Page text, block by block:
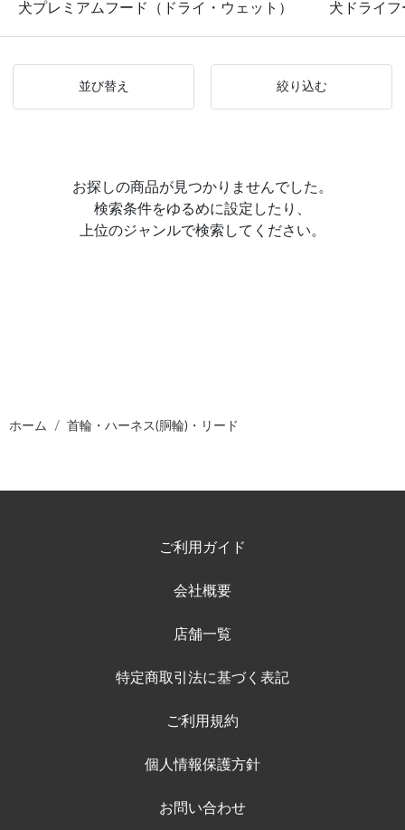
犬プレミアムフード（ドライ・ウェット） 犬ドライフ
並び替え 絞り込む
お探しの商品が見つかりませんでした。
検索条件をゆるめに設定したり、
上位のジャンルで検索してください。
ホーム 首輪・ハーネス(胴輪)・リード
ご利用ガイド
会社概要
店舗一覧
特定商取引法に基づく表記
ご利用規約
個人情報保護方針
お問い合わせ